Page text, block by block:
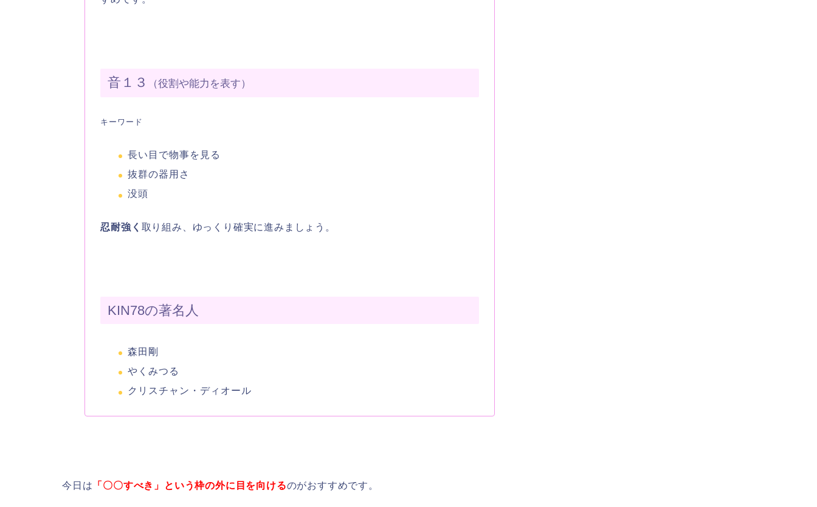
音１３ （役割や能力を表す）
キーワード
長い目で物事を見る
抜群の器用さ
没頭
忍耐強く 取り組み、ゆっくり確実に進みましょう。
KIN78の著名人
森田剛
やくみつる
クリスチャン・ディオール
今日は 「〇〇すべき」という枠の外に目を向けるのがおすすめです。